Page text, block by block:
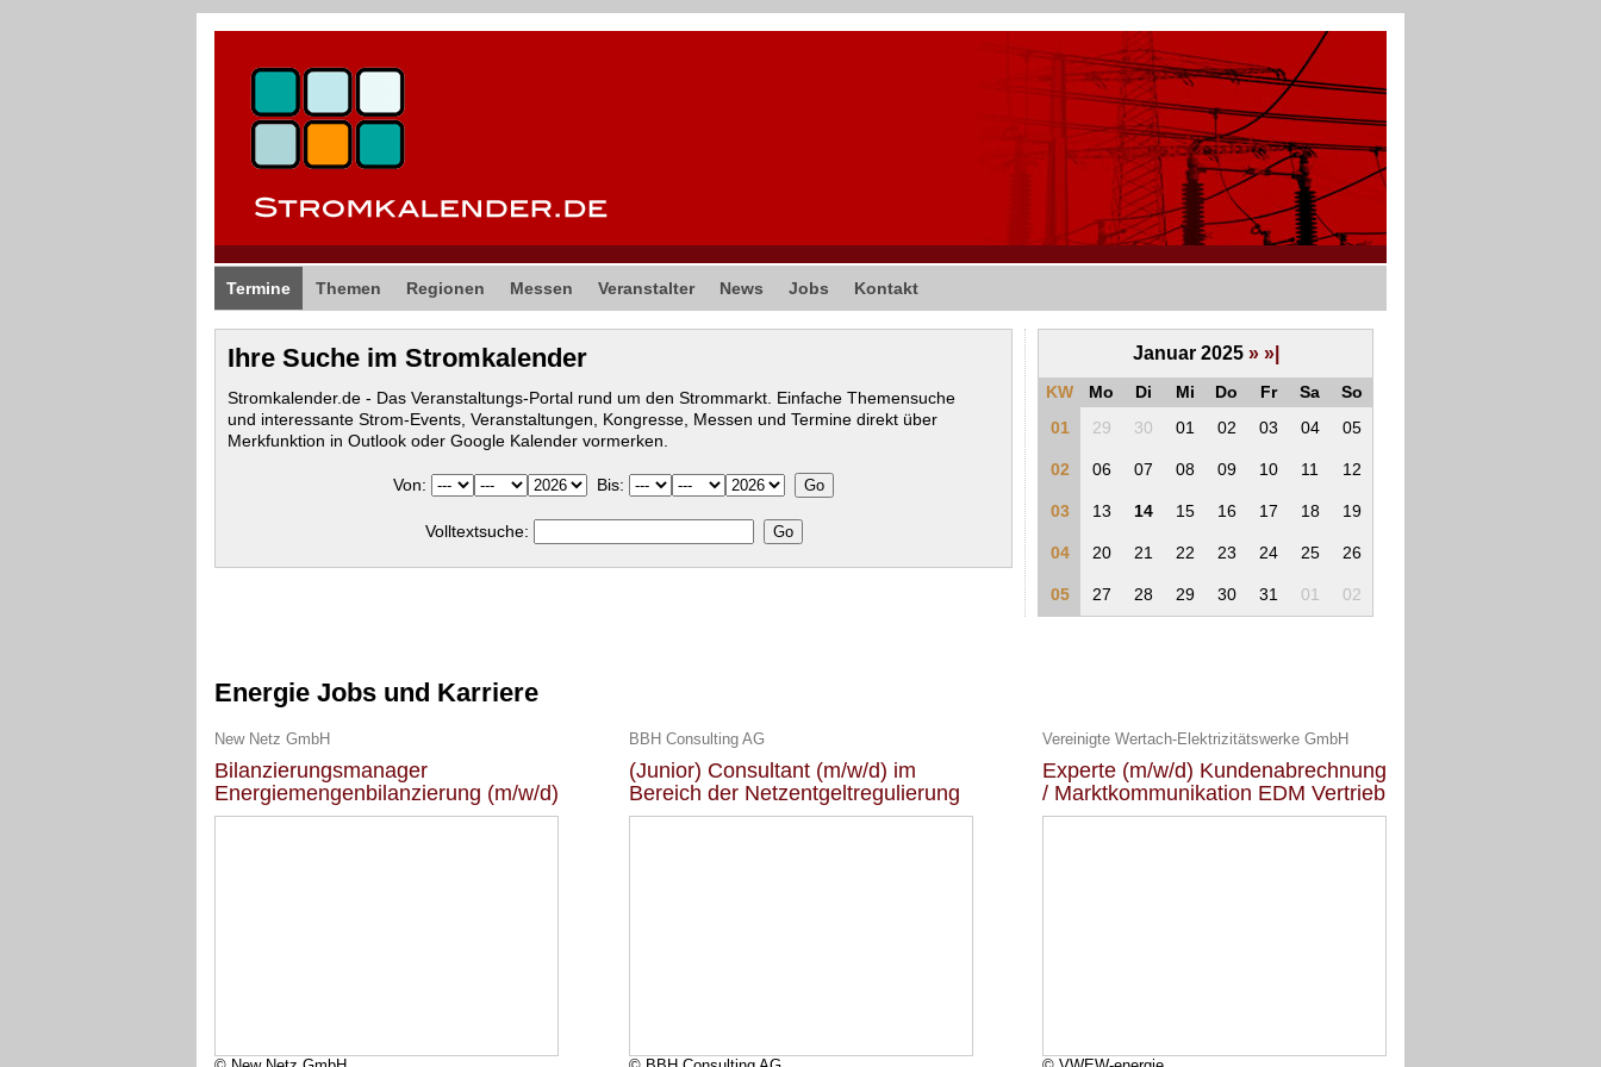
Termine Themen Regionen Messen Veranstalter News Jobs Kontakt
Ihre Suche im Stromkalender
Stromkalender.de - Das Veranstaltungs-Portal rund um den Strommarkt. Einfache Themensuche
und interessante Strom-Events, Veranstaltungen, Kongresse, Messen und Termine direkt über
Merkfunktion in Outlook oder Google Kalender vormerken.
Von: Bis:
Volltextsuche:
Januar 2025 » »|
KW Mo Di Mi Do Fr Sa
So
01
29 30 01 02 03 04 05
02 06 07 08 09 10 11 12
03 13 14 15 16 17 18 19
04 20 21 22 23 24 25 26
05 27 28 29 30 31 01 02
Energie Jobs und Karriere
New Netz GmbH
Bilanzierungsmanager
Energiemengenbilanzierung (m/w/d)
BBH Consulting AG
(Junior) Consultant (m/w/d) im
Bereich der Netzentgeltregulierung
Vereinigte Wertach-Elektrizitätswerke GmbH
Experte (m/w/d) Kundenabrechnung
/ Marktkommunikation EDM Vertrieb